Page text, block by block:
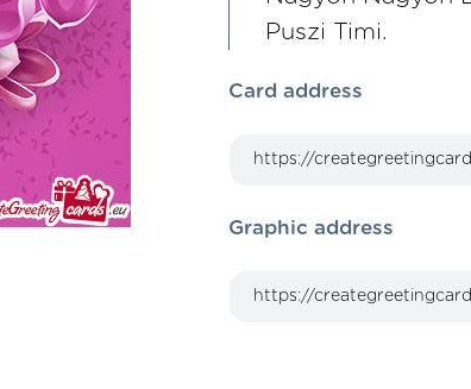
Puszi Timi.
Card address
Graphic address